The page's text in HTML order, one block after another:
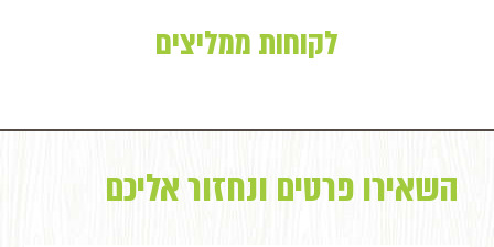
לקוחות ממליצים
השאירו פרטים ונחזור אליכם